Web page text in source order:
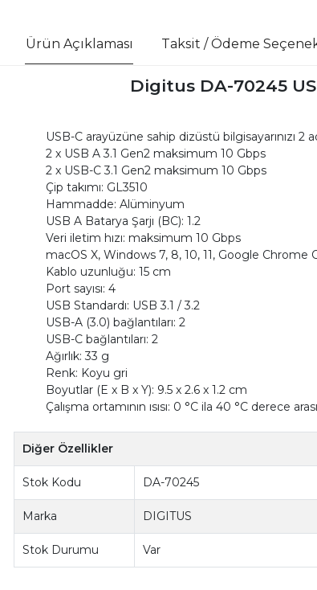
Ürün Açıklaması Taksit / Ödeme
Digitus DA-70245
USB-C arayüzüne sahip dizüstü bilgisayarınızı
2 x USB A 3.1 Gen2 maksimum 10 Gbps
2 x USB-C 3.1 Gen2 maksimum 10 Gbps
Çip takımı: GL3510
Hammadde: Alüminyum
USB A Batarya Şarjı (BC): 1.2
Veri iletim hızı: maksimum 10 Gbps
macOS X, Windows 7, 8, 10, 11, Google
Kablo uzunluğu: 15 cm
Port sayısı: 4
USB Standardı: USB 3.1 / 3.2
USB-A (3.0) bağlantıları: 2
USB-C bağlantıları: 2
Ağırlık: 33 g
Renk: Koyu gri
Boyutlar (E x B x Y): 9.5 x 2.6 x 1.2 cm
Çalışma ortamının ısısı: 0 °C ila 40 °C derece
Diğer Özellikler
Stok Kodu DA-70245
Marka DIGITUS
Stok Durumu Var